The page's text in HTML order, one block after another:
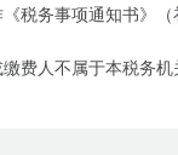
税务事项通知书》
费人不属于本税务